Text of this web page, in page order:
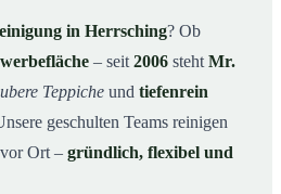
Herrsching?
und Umgebung
im Einsatz
in Herrsching? Ob
– seit 2006 steht Mr.
Teppiche und tiefenrein
geschulten Teams reinigen
Ort – gründlich, flexibel und